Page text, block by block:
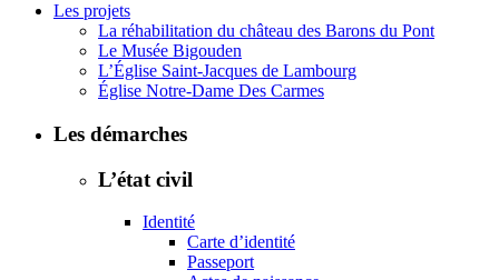
Les projets
La réhabilitation du château des Barons du Pont
Le Musée Bigouden
L’Église Saint-Jacques de Lambourg
Église Notre-Dame Des Carmes
Les démarches
L’état civil
Identité
Carte d’identité
Passeport